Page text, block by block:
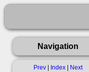
Navigation
Prev Index Next